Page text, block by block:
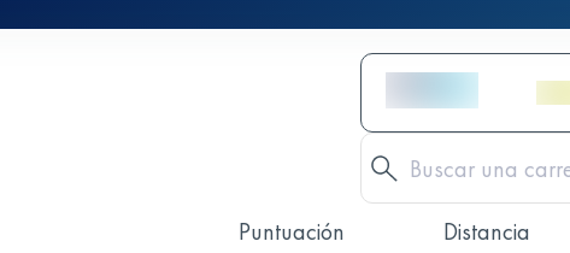
Puntuación Distancia